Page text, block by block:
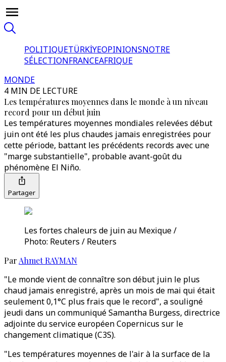
POLITIQUETÜRKİYEOPINIONSNOTRE
SÉLECTIONFRANCEAFRIQUE
MONDE
4 MIN DE LECTURE
Les températures moyennes dans le monde à un niveau
record pour un début juin
Les températures moyennes mondiales relevées début
juin ont été les plus chaudes jamais enregistrées pour
cette période, battant les précédents records avec une
"marge substantielle", probable avant-goût du
phénomène El Niño.
Partager
Les fortes chaleurs de juin au Mexique /
Photo: Reuters / Reuters
Par Ahmet RAYMAN
"Le monde vient de connaître son début juin le plus
chaud jamais enregistré, après un mois de mai qui était
seulement 0,1°C plus frais que le record", a souligné
jeudi dans un communiqué Samantha Burgess, directrice
adjointe du service européen Copernicus sur le
changement climatique (C3S).
"Les températures moyennes de l'air à la surface de la